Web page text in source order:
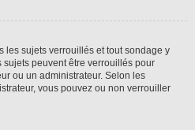
les sujets verrouillés et tout sondage y
peuvent être verrouillés pour
ou un administrateur. Selon les
vous pouvez ou non verrouiller